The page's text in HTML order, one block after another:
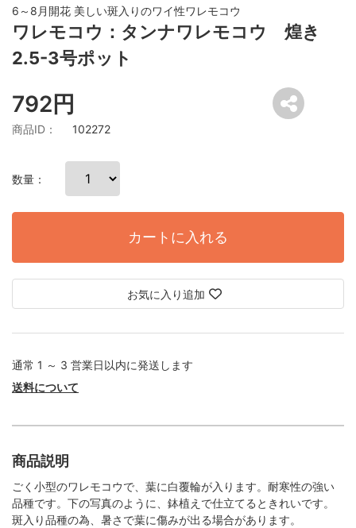
6～8月開花 美しい斑入りのワイ性ワレモコウ
ワレモコウ：タンナワレモコウ 煌き
2.5-3号ポット
792円
商品ID： 102272
数量：
カートに入れる
お気に入り追加
通常 1 ～ 3 営業日以内に発送します
送料について
商品説明
ごく小型のワレモコウで、葉に白覆輪が入ります。耐寒性の強い
品種です。下の写真のように、鉢植えで仕立てるときれいです。
斑入り品種の為、暑さで葉に傷みが出る場合があります。